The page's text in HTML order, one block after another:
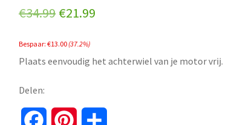
€34.99 Original
was:
€21.99
is:
Bespaar:€13.00(37.2%)
Plaats eenvoudig het achterwiel van je motor vrij.
Delen: